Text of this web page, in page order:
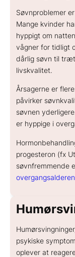
Søvnproblemer
Mange kvinder
hyppigt om
vågner for tidligt
dårlig søvn til
livskvalitet.
Årsagerne er
påvirker
søvnen
er hyppige i
progesteron (fx
søvnfremmende
psykiske
oplever at